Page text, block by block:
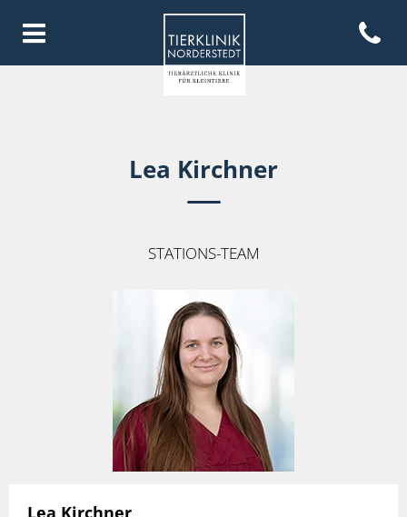
Homepage Tierklinik
Open
Lea Kirchner
STATIONS-TEAM
Lea Kirchner